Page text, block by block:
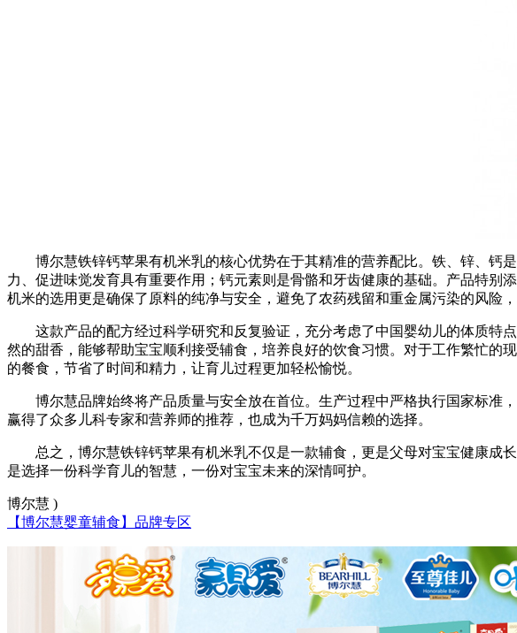
博尔慧铁锌钙苹果有机米乳的核心优势在于其精准的营养配比。铁、锌、钙
力、促进味觉发育具有重要作用；钙元素则是骨骼和牙齿健康的基础。产品特
机米的选用更是确保了原料的纯净与安全，避免了农药残留和重金属污染的风险
这款产品的配方经过科学研究和反复验证，充分考虑了中国婴幼儿的体质特
然的甜香，能够帮助宝宝顺利接受辅食，培养良好的饮食习惯。对于工作繁忙
的餐食，节省了时间和精力，让育儿过程更加轻松愉悦。
博尔慧品牌始终将产品质量与安全放在首位。生产过程中严格执行国家标准
赢得了众多儿科专家和营养师的推荐，也成为千万妈妈信赖的选择。
总之，博尔慧铁锌钙苹果有机米乳不仅是一款辅食，更是父母对宝宝健康
是选择一份科学育儿的智慧，一份对宝宝未来的深情呵护。
博尔慧 )
【博尔慧婴童辅食】品牌专区